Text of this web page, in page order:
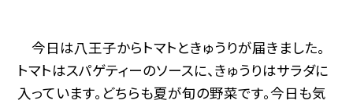
今日は八王子からトマトときゅうりが届きました。
トマトはスパゲティーのソースに、きゅうりはサラダに
入っています。どちらも夏が旬の野菜です。今日も気